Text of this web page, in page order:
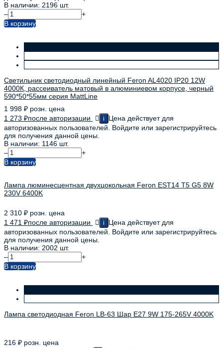
В наличии: 2196 шт.
–
+
В корзину
Светильник светодиодный линейный Feron AL4020 IP20 12W
4000К, рассеиватель матовый в алюминиевом корпусе, черный
590*50*55мм серия MattLine
1 998 ₽ розн. цена
1 273 ₽после авторизации i
Цена действует для
авторизованных пользователей. Войдите или зарегистрируйтесь
для получения данной цены.
В наличии: 1146 шт.
–
+
В корзину
Лампа люминесцентная двухцокольная Feron EST14 T5 G5 8W
230V 6400K
2 310 ₽ розн. цена
1 471 ₽после авторизации i
Цена действует для
авторизованных пользователей. Войдите или зарегистрируйтесь
для получения данной цены.
В наличии: 2002 шт.
–
+
В корзину
Лампа светодиодная Feron LB-63 Шар E27 9W 175-265V 4000K
216 ₽ розн. цена